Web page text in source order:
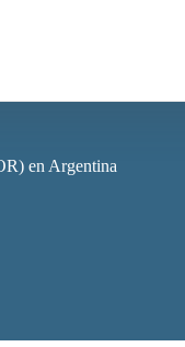
en Argentina